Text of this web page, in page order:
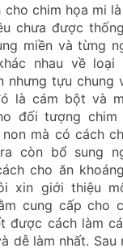
How Often Do I
Groom My Bulldog
7 Năm Ago
cho chim họa mi
chưa được
miền và từng
nhau về
nhưng tựu chung
là cám bột và
đối tượng chim
mà có cách
còn bổ sung
cho ăn
xin giới thiệu
cung cấp cho
được cách làm
dễ làm nhất. Sau